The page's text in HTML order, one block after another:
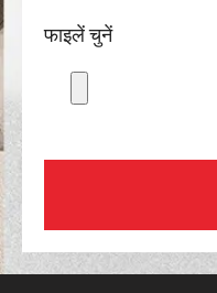
फाइलें चुनें